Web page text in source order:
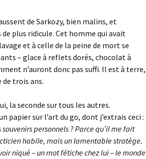
de Sarkozy, bien malins, et
plus ridicule. Cet homme qui avait
et à celle de la peine de mort se
– glace à reflets dorés, chocolat à
n’auront donc pas suffi. Il est à terre,
trois ans.
la seconde sur tous les autres.
papier sur l’art du go, dont j’extrais ceci :
personnels ? Parce qu’il me fait
habile, mais un lamentable stratège.
niqué – un mot fétiche chez lui – le monde